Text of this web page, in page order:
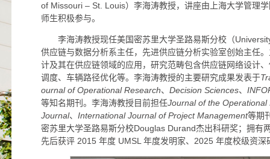
of Missouri – St. Louis）李海涛教授，讲座由上海大学管理
师生积极参与。
李海涛教授现任美国密苏里大学圣路易斯分校（
供应链与数据分析系主任，先进供应链分析实验室创始主任
计及其在供应链领域的应用，研究范畴包含供应链网络设计
调度、车辆路径优化等。李海涛教授的主要研究成果发表于
ournal of Operational Research、 Decision Sciences、
等知名期刊。李海涛教授目前担任Journal of the Operational
Journal、 International Journal of Project Management等期
密苏里大学圣路易斯分校Douglas Durand杰出科研奖；拥有
先后获评 2015 年度 UMSL 年度发明家、2025 年度校级资深